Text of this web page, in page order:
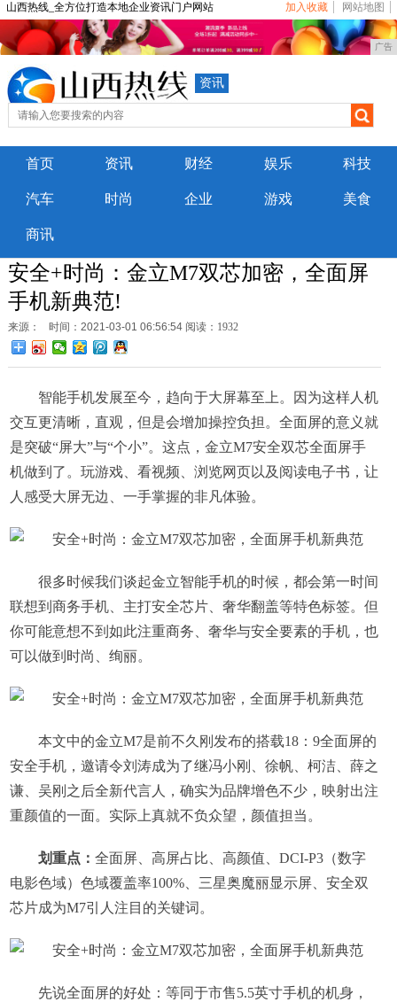
山西热线_全方位打造本地企业资讯门户网站 加入收藏 网站地图
广告
资讯
首页 资讯 财经 娱乐 科技
汽车 时尚 企业 游戏 美食
商讯
安全+时尚：金立M7双芯加密，全面屏
手机新典范!
来源： 时间：2021-03-01 06:56:54 阅读：1932
智能手机发展至今，趋向于大屏幕至上。因为这样人机
交互更清晰，直观，但是会增加操控负担。全面屏的意义就
是突破“屏大”与“个小”。这点，金立M7安全双芯全面屏手
机做到了。玩游戏、看视频、浏览网页以及阅读电子书，让
人感受大屏无边、一手掌握的非凡体验。
很多时候我们谈起金立智能手机的时候，都会第一时间
联想到商务手机、主打安全芯片、奢华翻盖等特色标签。但
你可能意想不到如此注重商务、奢华与安全要素的手机，也
可以做到时尚、绚丽。
本文中的金立M7是前不久刚发布的搭载18：9全面屏的
安全手机，邀请令刘涛成为了继冯小刚、徐帆、柯洁、薛之
谦、吴刚之后全新代言人，确实为品牌增色不少，映射出注
重颜值的一面。实际上真就不负众望，颜值担当。
划重点： 全面屏、高屏占比、高颜值、DCI-P3（数字
电影色域）色域覆盖率100%、三星奥魔丽显示屏、安全双
芯片成为M7引人注目的关键词。
先说全面屏的好处：等同于市售5.5英寸手机的机身，